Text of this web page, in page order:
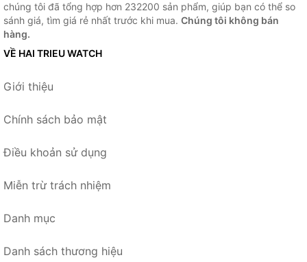
chúng tôi đã tổng hợp hơn 232200 sản phẩm, giúp bạn có thể so
sánh giá, tìm giá rẻ nhất trước khi mua. Chúng tôi không bán
hàng.
VỀ HAI TRIEU WATCH
Giới thiệu
Chính sách bảo mật
Điều khoản sử dụng
Miễn trừ trách nhiệm
Danh mục
Danh sách thương hiệu